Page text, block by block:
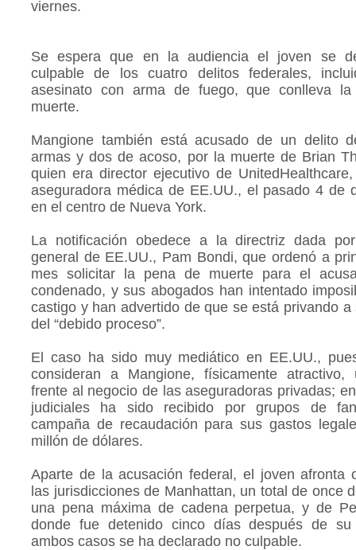
viernes.
Se espera que en la audiencia el joven se
culpable de los cuatro delitos federales,
asesinato con arma de fuego, que conlleva
muerte.
Mangione también está acusado de un delito
armas y dos de acoso, por la muerte de Brian
quien era director ejecutivo de
aseguradora médica de EE.UU., el pasado 4 de
en el centro de Nueva York.
La notificación obedece a la directriz dada
general de EE.UU., Pam Bondi, que ordenó a
mes solicitar la pena de muerte para el
condenado, y sus abogados han intentado
castigo y han advertido de que se está privando a
del “debido proceso”.
El caso ha sido muy mediático en EE.UU.,
consideran a Mangione, físicamente atractivo,
frente al negocio de las aseguradoras privadas;
judiciales ha sido recibido por grupos de
campaña de recaudación para sus gastos
millón de dólares.
Aparte de la acusación federal, el joven afronta
las jurisdicciones de Manhattan, un total de once
una pena máxima de cadena perpetua, y de
donde fue detenido cinco días después de
ambos casos se ha declarado no culpable.